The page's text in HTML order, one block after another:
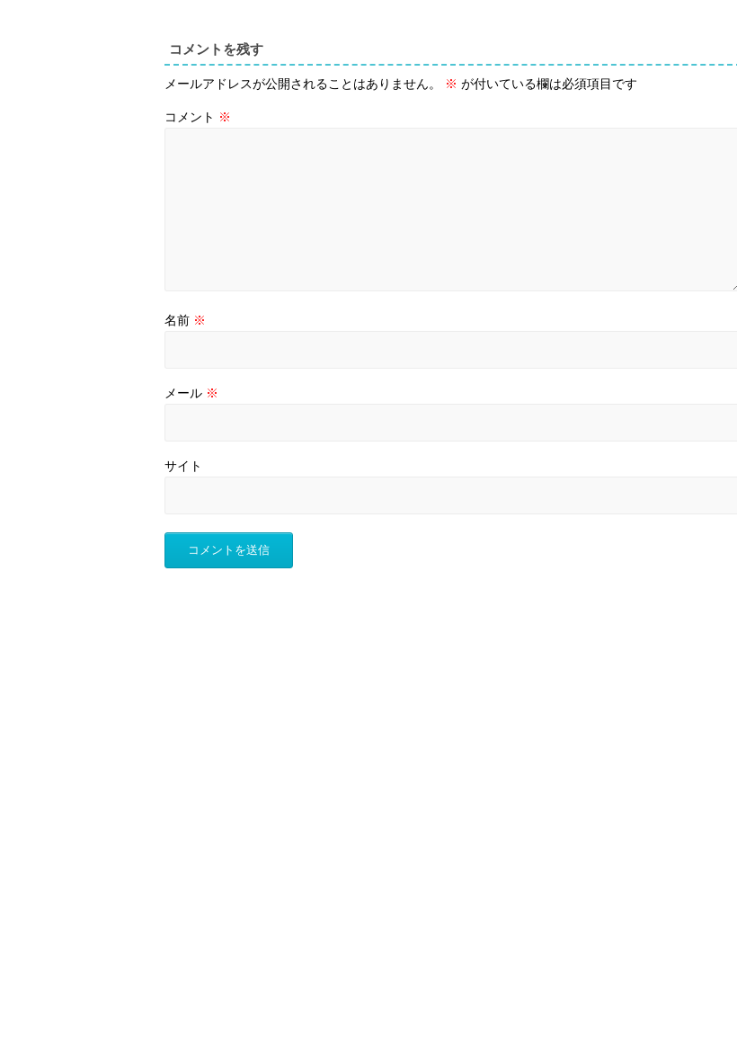
コメントを残す
メールアドレスが公開されることはありません。 ※ が付いている欄は必須項目です
コメント ※
名前 ※
メール ※
サイト